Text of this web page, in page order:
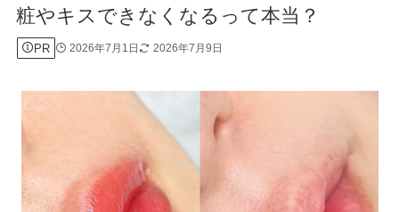
粧やキスできなくなるって本当？
PR 2026年7月1日 2026年7月9日